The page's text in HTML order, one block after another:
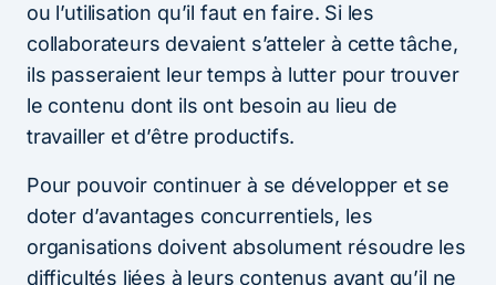
ou l’utilisation qu’il faut en faire. Si les
collaborateurs devaient s’atteler à cette tâche,
ils passeraient leur temps à lutter pour trouver
le contenu dont ils ont besoin au lieu de
travailler et d’être productifs.
Pour pouvoir continuer à se développer et se
doter d’avantages concurrentiels, les
organisations doivent absolument résoudre les
difficultés liées à leurs contenus avant qu’il ne